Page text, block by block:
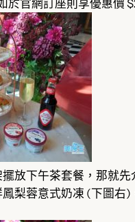
於官網訂座則享優惠價
放下午茶套餐，那就
梨蓉意式奶凍 (下圖右